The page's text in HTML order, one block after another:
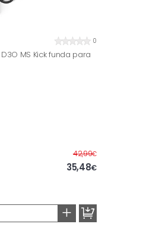
0
MS Kick funda para
42,99€Antes
35,48€
+